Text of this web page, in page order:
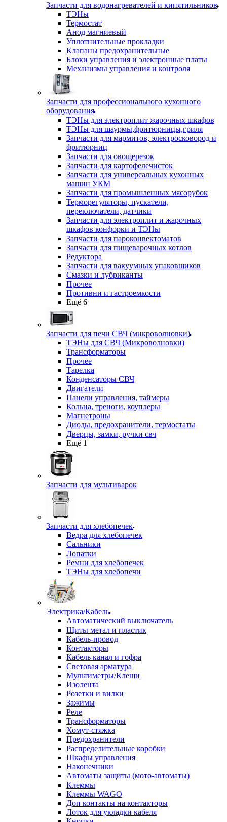
Запчасти для водонагревателей и кипятильников
ТЭНы
Термостат
Анод магниевый
Уплотнительные прокладки
Клапаны предохранительные
Блоки управления и электронные платы
Механизмы управления и контроля
Запчасти для профессионального кухонного
оборудования
ТЭНы для электроплит жарочных шкафов
ТЭНы для шаурмы,фритюрницы,гриля
Запчасти для мармитов, электросковород и
фритюрниц
Запчасти для овощерезок
Запчасти для картофелечисток
Запчасти для универсальных кухонных
машин УКМ
Запчасти для промышленных мясорубок
Терморегуляторы, пускатели,
переключатели, датчики
Запчасти для электроплит и жарочных
шкафов конфорки и ТЭНы
Запчасти для пароконвектоматов
Запчасти для пищеварочных котлов
Редуктора
Запчасти для вакуумных упаковщиков
Смазки и лубриканты
Прочее
Противни и гастроемкости
Ещё 6
Запчасти для печи СВЧ (микроволновки)
ТЭНы для СВЧ (Микроволновки)
Трансформаторы
Прочее
Тарелка
Конденсаторы СВЧ
Двигатели
Панели управления, таймеры
Кольца, треноги, коуплеры
Магнетроны
Диоды, предохранители, термостаты
Дверцы, замки, ручки свч
Ещё 1
Запчасти для мультиварок
Запчасти для хлебопечек
Ведра для хлебопечек
Сальники
Лопатки
Ремни для хлебопечек
ТЭНы для хлебопечи
Электрика/Кабель
Автоматический выключатель
Щиты метал и пластик
Кабель-провод
Контакторы
Кабель канал и гофра
Световая арматура
Мультиметры/Клещи
Изолента
Розетки и вилки
Зажимы
Реле
Трансформаторы
Хомут-стяжка
Предохранители
Распределительные коробки
Шкафы управления
Наконечники
Автоматы защиты (мото-автоматы)
Клеммы
Клеммы WAGO
Доп контакты на контакторы
Лоток для укладки кабеля